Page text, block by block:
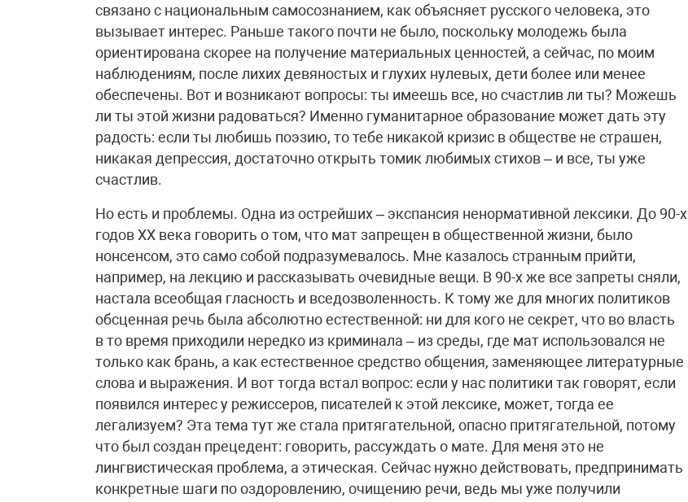
связано с национальным самосознанием, как объясняет русского человека, это
вызывает интерес. Раньше такого почти не было, поскольку молодежь была
ориентирована скорее на получение материальных ценностей, а сейчас, по моим
наблюдениям, после лихих девяностых и глухих нулевых, дети более или менее
обеспечены. Вот и возникают вопросы: ты имеешь все, но счастлив ли ты? Можешь
ли ты этой жизни радоваться? Именно гуманитарное образование может дать эту
радость: если ты любишь поэзию, то тебе никакой кризис в обществе не страшен,
никакая депрессия, достаточно открыть томик любимых стихов – и все, ты уже
счастлив.
Но есть и проблемы. Одна из острейших – экспансия ненормативной лексики. До 90-х
годов ХХ века говорить о том, что мат запрещен в общественной жизни, было
нонсенсом, это само собой подразумевалось. Мне казалось странным прийти,
например, на лекцию и рассказывать очевидные вещи. В 90-х же все запреты сняли,
настала всеобщая гласность и вседозволенность. К тому же для многих политиков
обсценная речь была абсолютно естественной: ни для кого не секрет, что во власть
в то время приходили нередко из криминала – из среды, где мат использовался не
только как брань, а как естественное средство общения, заменяющее литературные
слова и выражения. И вот тогда встал вопрос: если у нас политики так говорят, если
появился интерес у режиссеров, писателей к этой лексике, может, тогда ее
легализуем? Эта тема тут же стала притягательной, опасно притягательной, потому
что был создан прецедент: говорить, рассуждать о мате. Для меня это не
лингвистическая проблема, а этическая. Сейчас нужно действовать, предпринимать
конкретные шаги по оздоровлению, очищению речи, ведь мы уже получили